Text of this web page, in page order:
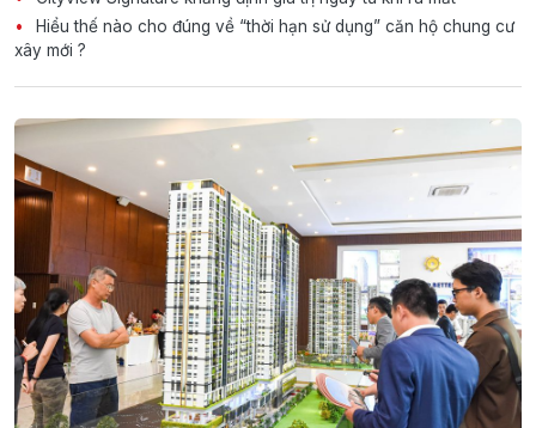
Hiểu thế nào cho đúng về “thời hạn sử dụng” căn hộ chung cư
xây mới ?